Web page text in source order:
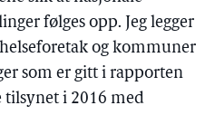
følges opp. Jeg legger
og kommuner
som er gitt i rapporten
i 2016 med